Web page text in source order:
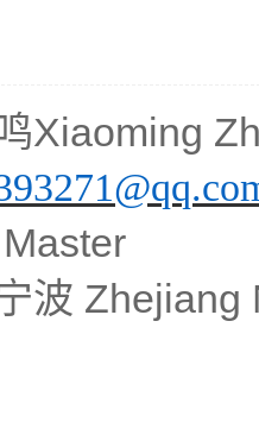
Xiaoming
Master
波 Zhejiang